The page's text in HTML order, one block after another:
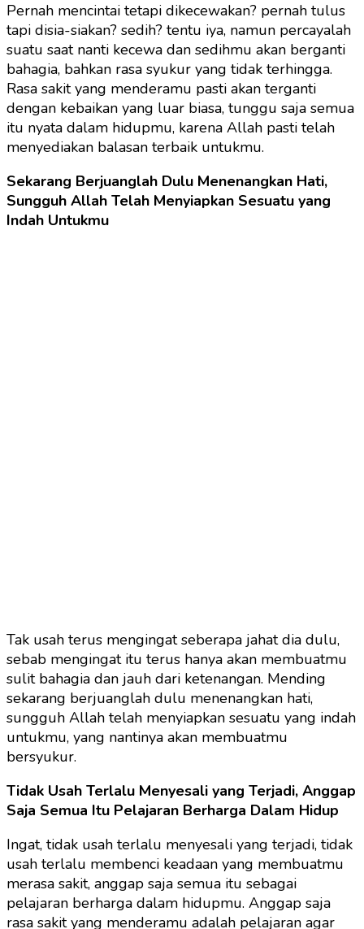
Pernah mencintai tetapi dikecewakan? pernah tulus
tapi disia-siakan? sedih? tentu iya, namun percayalah
suatu saat nanti kecewa dan sedihmu akan berganti
bahagia, bahkan rasa syukur yang tidak terhingga.
Rasa sakit yang menderamu pasti akan terganti
dengan kebaikan yang luar biasa, tunggu saja semua
itu nyata dalam hidupmu, karena Allah pasti telah
menyediakan balasan terbaik untukmu.
Sekarang Berjuanglah Dulu Menenangkan Hati,
Sungguh Allah Telah Menyiapkan Sesuatu yang
Indah Untukmu
Tak usah terus mengingat seberapa jahat dia dulu,
sebab mengingat itu terus hanya akan membuatmu
sulit bahagia dan jauh dari ketenangan. Mending
sekarang berjuanglah dulu menenangkan hati,
sungguh Allah telah menyiapkan sesuatu yang indah
untukmu, yang nantinya akan membuatmu
bersyukur.
Tidak Usah Terlalu Menyesali yang Terjadi, Anggap
Saja Semua Itu Pelajaran Berharga Dalam Hidup
Ingat, tidak usah terlalu menyesali yang terjadi, tidak
usah terlalu membenci keadaan yang membuatmu
merasa sakit, anggap saja semua itu sebagai
pelajaran berharga dalam hidupmu. Anggap saja
rasa sakit yang menderamu adalah pelajaran agar